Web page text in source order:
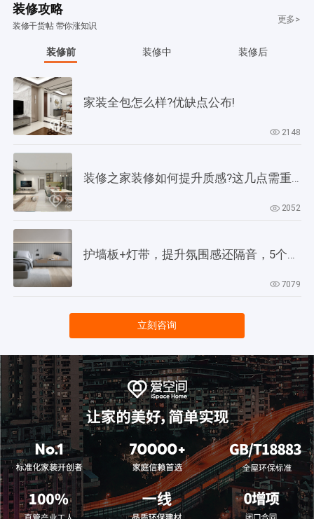
装修攻略
装修干货帖 带你涨知识
更多>
装修前 装修中 装修后
家装全包怎么样?优缺点公布!
2148
装修之家装修如何提升质感?这几点需重视起来
2052
7079
立刻咨询